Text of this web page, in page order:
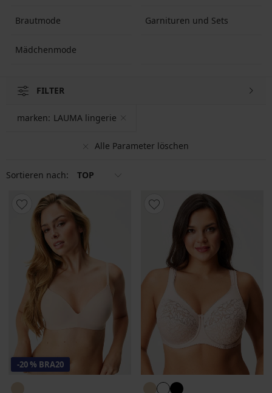
Brautmode Garnituren und Sets
Mädchenmode
FILTER
Alle Parameter löschen
marken: LAUMA lingerie
Sortieren nach: TOP
-20 % BRA20